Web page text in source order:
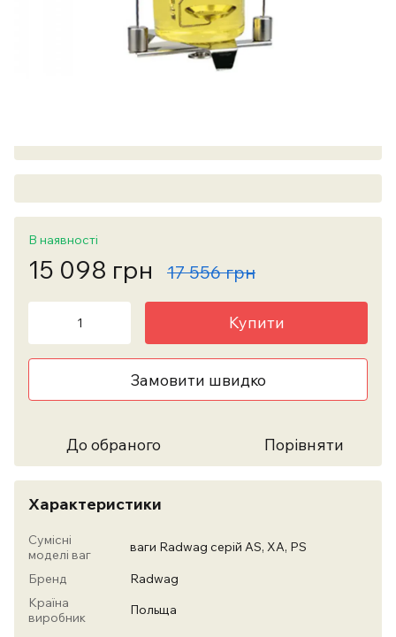
В наявності
15 098 грн 17 556 грн
Купити
Замовити швидко
До обраного Порівняти
Характеристики
Сумісні
моделі ваг
ваги Radwag серій AS, XA, PS
Бренд
Radwag
Країна
виробник
Польща